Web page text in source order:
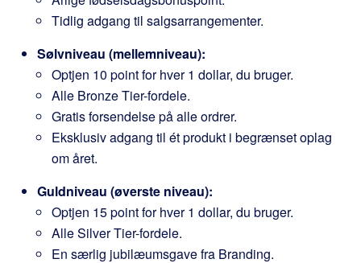
Tidlig adgang til salgsarrangementer.
Sølvniveau (mellemniveau):
Optjen 10 point for hver 1 dollar, du bruger.
Alle Bronze Tier-fordele.
Gratis forsendelse på alle ordrer.
Eksklusiv adgang til ét produkt i begrænset oplag
om året.
Guldniveau (øverste niveau):
Optjen 15 point for hver 1 dollar, du bruger.
Alle Silver Tier-fordele.
En særlig jubilæumsgave fra Branding.